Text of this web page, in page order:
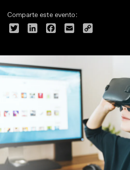
Comparte este evento:
Twitter LinkedInFacebook
Email